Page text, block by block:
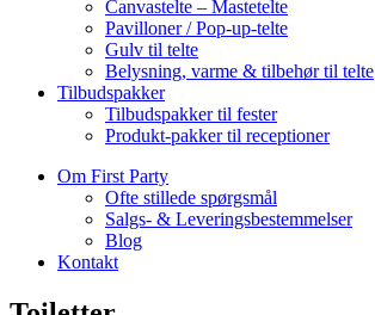
Canvastelte – Mastetelte
Pavilloner / Pop-up-telte
Gulv til telte
Belysning, varme & tilbehør til telte
Tilbudspakker
Tilbudspakker til fester
Produkt-pakker til receptioner
Om First Party
Ofte stillede spørgsmål
Salgs- & Leveringsbestemmelser
Blog
Kontakt